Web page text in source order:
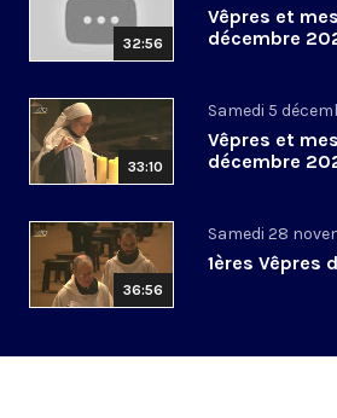
32:56
Vêpres et
décembre
33:10
Samedi 5
Vêpres et
décembre
36:56
Samedi 28
1ères Vêpres